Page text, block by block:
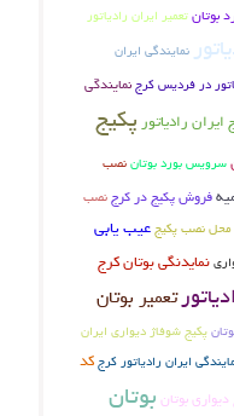
بوتانتعمیر ایران رادیاتور
نمایندگی ایران
در فردیس کرجنمایندگی
رادیاتور پکیج
سرویس بورد بوتان نصب
فروش پکیج در کرجنصب
محل نصب پکیجعیب یابی
نمایدنگی بوتان کرج
تعمیر بوتان
پکیج شوفاژ دیواری ایران
ایران رادیاتور کرجکد
بوتان بوتان